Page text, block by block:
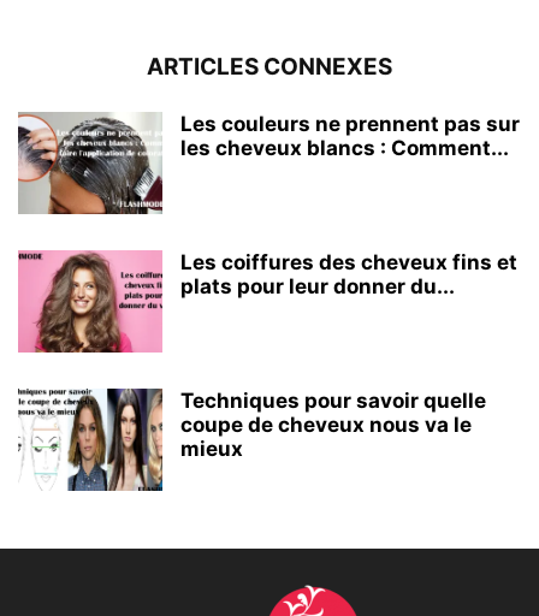
ARTICLES CONNEXES
Les couleurs ne prennent pas sur
les cheveux blancs : Comment...
Les coiffures des cheveux fins et
plats pour leur donner du...
Techniques pour savoir quelle
coupe de cheveux nous va le
mieux